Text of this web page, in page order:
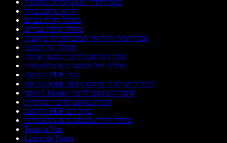
קורא טקסט בקול
מחולל קולות נשיים
מחולל קולות גבריים
אפליקציות הקריאה המובילות לדיסלקציה
מחולל קול רובוטי
המרת טקסט לדיבור בסגנון אנימה
מחליף קול מבוסס בינה מלאכותית
הקראת PDF בקול
האם Google Docs יכול להקריא לי טקסט?
תוסף Chrome להמרת טקסט לדיבור
המרת טקסט לדיבור בהינדית
הקראת PDF בקול רם
מחולל קולות מבוסס בינה מלאכותית
Texto a Voz
Leitor de Texto